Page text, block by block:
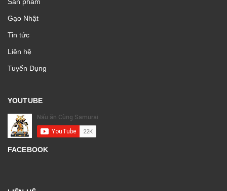
Gạo Nhật
Tin tức
Liên hệ
Tuyển Dụng
YOUTUBE
FACEBOOK